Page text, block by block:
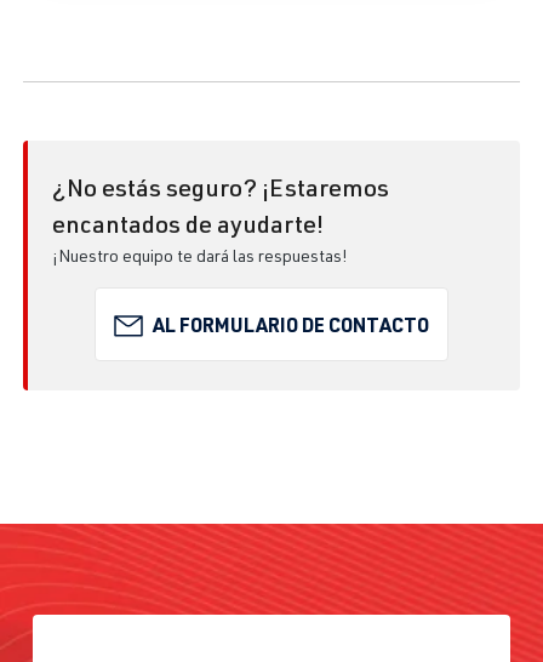
¿No estás seguro? ¡Estaremos
encantados de ayudarte!
¡Nuestro equipo te dará las respuestas!
AL FORMULARIO DE CONTACTO